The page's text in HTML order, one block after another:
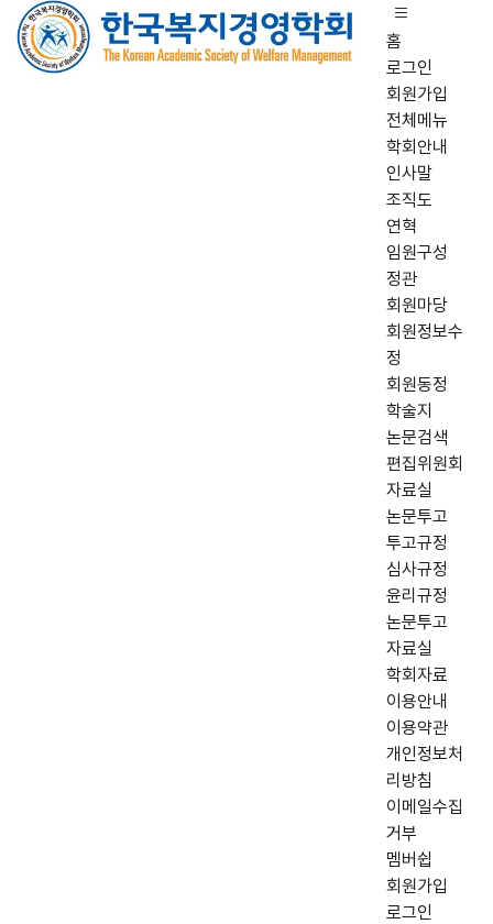
홈
로그인
회원가입
전체메뉴
학회안내
인사말
조직도
연혁
임원구성
정관
회원마당
회원정보수
정
회원동정
학술지
논문검색
편집위원회
자료실
논문투고
투고규정
심사규정
윤리규정
논문투고
자료실
학회자료
이용안내
이용약관
개인정보처
리방침
이메일수집
거부
멤버쉽
회원가입
로그인